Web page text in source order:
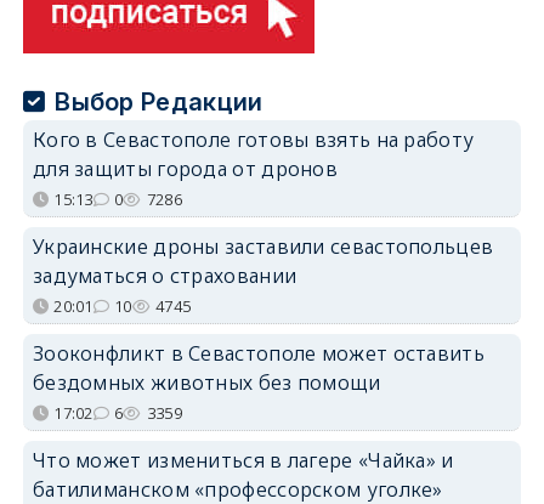
Выбор Редакции
Кого в Севастополе готовы взять на работу
для защиты города от дронов
15:13 0 7286
Украинские дроны заставили севастопольцев
задуматься о страховании
20:01 10 4745
Зооконфликт в Севастополе может оставить
бездомных животных без помощи
17:02 6 3359
Что может измениться в лагере «Чайка» и
батилиманском «профессорском уголке»